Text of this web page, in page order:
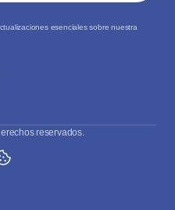
esenciales sobre nuestra
reservados.